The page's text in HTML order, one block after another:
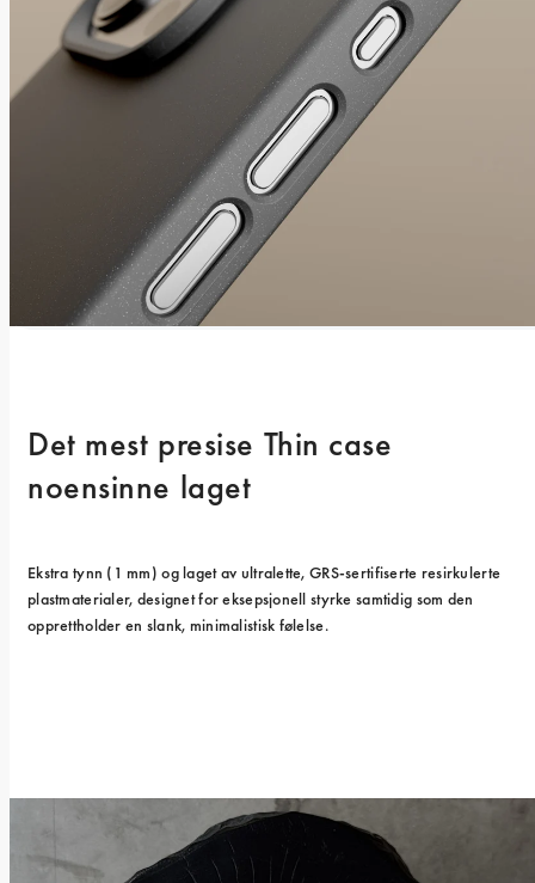
Det mest presise Thin case
noensinne laget
Ekstra tynn (1 mm) og laget av ultralette, GRS-sertifiserte resirkulerte
plastmaterialer, designet for eksepsjonell styrke samtidig som den
opprettholder en slank, minimalistisk følelse.